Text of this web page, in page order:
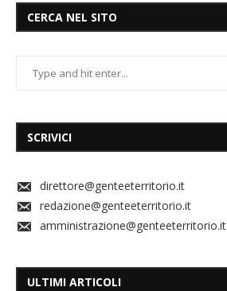
CERCA NEL SITO
SCRIVICI
direttore@genteeterritorio.it
redazione@genteeterritorio.it
amministrazione@genteeterritorio.it
ULTIMI ARTICOLI